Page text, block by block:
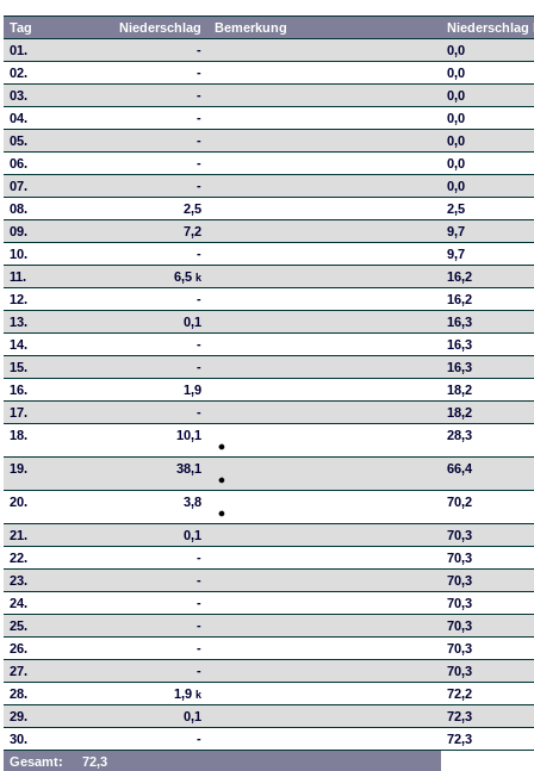
Tag Niederschlag Bemerkung
01.
-
0,0
02.
-
0,0
03.
-
0,0
04.
-
0,0
05.
-
0,0
06.
-
0,0
07.
-
0,0
08.
2,5
2,5
09.
7,2
9,7
10.
-
9,7
11.
6,5k
16,2
12.
-
16,2
13.
0,1
16,3
14.
-
16,3
15.
-
16,3
16.
1,9
18,2
17.
-
18,2
18.
10,1 28,3
19. 38,1 66,4
20. 3,8 70,2
21. 0,1
70,3
22.
-
70,3
23.
-
70,3
24.
-
70,3
25.
-
70,3
26.
-
70,3
27.
-
70,3
28.
1,9k
72,2
29.
0,1
72,3
30.
-
72,3
Gesamt:
72,3